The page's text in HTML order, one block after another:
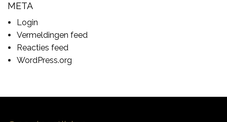
DRUMSCHOOL
CONTACT
META
Login
Vermeldingen feed
Reacties feed
WordPress.org